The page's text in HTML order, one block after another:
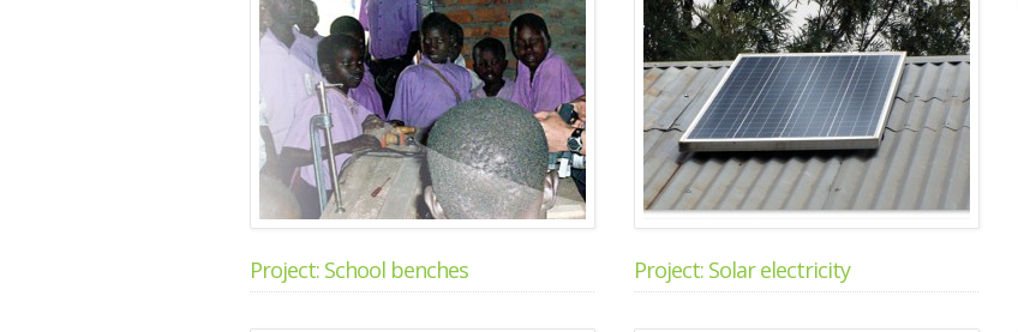
Project: School benches Project: Solar electricity